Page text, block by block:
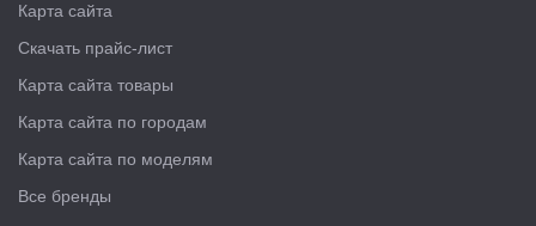
Карта сайта
Скачать прайс-лист
Карта сайта товары
Карта сайта по городам
Карта сайта по моделям
Все бренды